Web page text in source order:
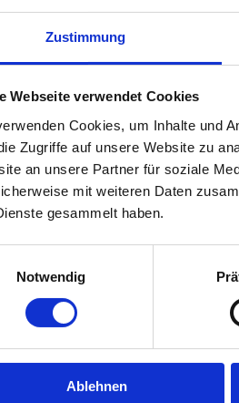
Zustimmung
Webseite verwendet Cookies
Cookies, um Inhalte und
Zugriffe auf unsere Website zu
an unsere Partner für soziale
mit weiteren Daten
gesammelt haben.
Notwendig
Ablehnen
Art des Instruments,